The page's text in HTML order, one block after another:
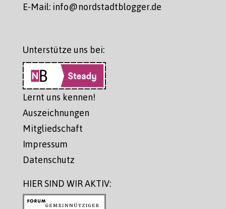
E-Mail: info@nordstadtblogger.de
Unterstütze uns bei:
Lernt uns kennen!
Auszeichnungen
Mitgliedschaft
Impressum
Datenschutz
HIER SIND WIR AKTIV: